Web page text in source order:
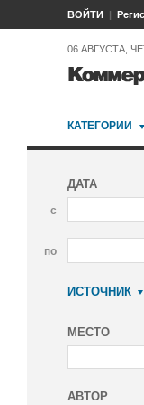
ВОЙТИ
06 АВГУСТА,
КАТЕГОРИИ
ДАТА
с
по
ИСТОЧНИК
МЕСТО
АВТОР